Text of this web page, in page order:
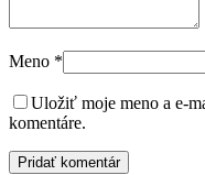
Meno *
Uložiť moje meno a e-
komentáre.